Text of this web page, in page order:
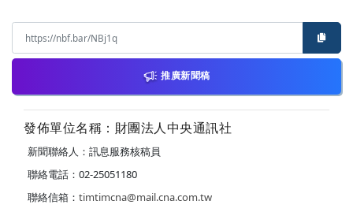
推廣新聞稿
發佈單位名稱：財團法人中央通訊社
新聞聯絡人：訊息服務核稿員
聯絡電話：02-25051180
聯絡信箱： timtimcna@mail.cna.com.tw